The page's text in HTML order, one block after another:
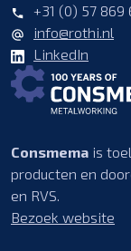
+31 (0) 57 869
info@rothi.nl
LinkedIn
Consmema is
producten en
en RVS.
Bezoek website